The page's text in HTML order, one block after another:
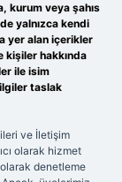
kurum veya şahıs
yalnızca kendi
yer alan içerikler
kişiler hakkında
ile isim
taslak
ve İletişim
olarak hizmet
denetleme